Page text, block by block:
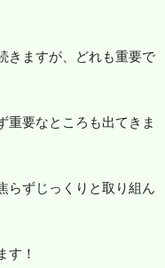
きますが、どれも重要で
重要なところも出てきま
らずじっくりと取り組ん
す！